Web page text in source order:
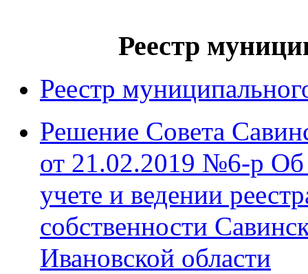
Реестр
Реестр
Решение Совета
от 21.02.2019 №6-р
учете и ведении
собственности
Ивановской области